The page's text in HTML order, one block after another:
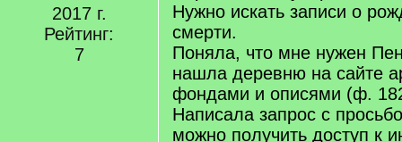
2017 г.
Рейтинг:
7
Нужно искать записи о
смерти.
Поняла, что мне нужен
нашла деревню на сайте
фондами и описями (ф.
Написала запрос с
можно получить доступ к